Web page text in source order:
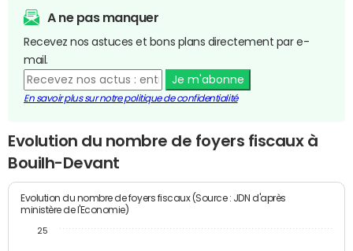
A ne pas manquer
Recevez nos astuces et bons plans directement par e-
mail.
Je m'abonne
En savoir plus sur notre politique de confidentialité
Evolution du nombre de foyers fiscaux à
Bouilh-Devant
Evolution du nombre de foyers fiscaux (Source : JDN d'après
ministère de l'Economie)
25